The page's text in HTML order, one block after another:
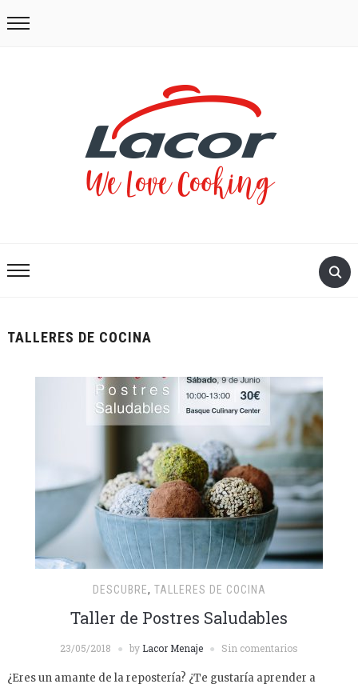
TALLERES DE COCINA
DESCUBRE, TALLERES DE COCINA
Taller de Postres Saludables
23/05/2018 by Lacor Menaje Sin comentarios
¿Eres un amante de la repostería? ¿Te gustaría aprender a